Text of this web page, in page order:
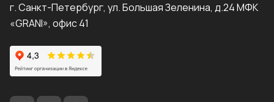
г. Санкт-Петербург, ул. Большая Зеленина, д.24 МФК
«GRANI», офис 41